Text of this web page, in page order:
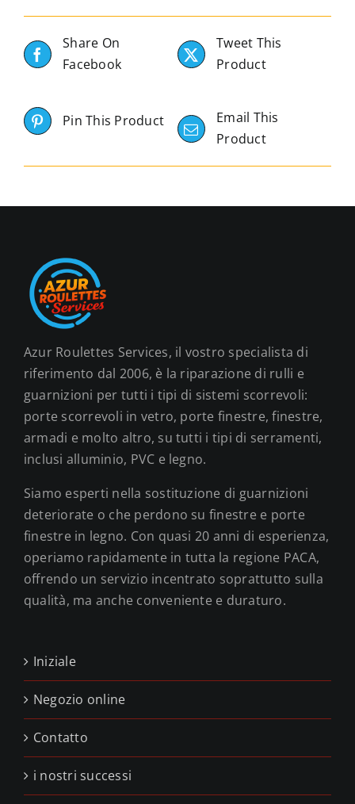
Share On
Facebook
Tweet This
Product
Pin This Product
Email This
Product
Azur Roulettes Services, il vostro specialista di
riferimento dal 2006, è la riparazione di rulli e
guarnizioni per tutti i tipi di sistemi scorrevoli:
porte scorrevoli in vetro, porte finestre, finestre,
armadi e molto altro, su tutti i tipi di serramenti,
inclusi alluminio, PVC e legno.
Siamo esperti nella sostituzione di guarnizioni
deteriorate o che perdono su finestre e porte
finestre in legno. Con quasi 20 anni di esperienza,
operiamo rapidamente in tutta la regione PACA,
offrendo un servizio incentrato soprattutto sulla
qualità, ma anche conveniente e duraturo.
Iniziale
Negozio online
Contatto
i nostri successi